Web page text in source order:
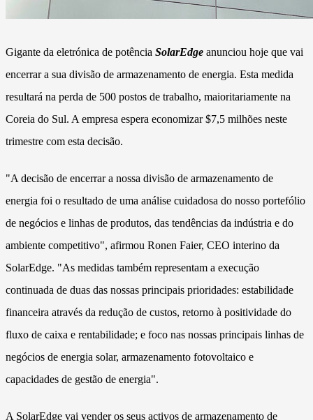
Gigante da eletrónica de potência SolarEdge anunciou hoje que vai
encerrar a sua divisão de armazenamento de energia. Esta medida
resultará na perda de 500 postos de trabalho, maioritariamente na
Coreia do Sul. A empresa espera economizar $7,5 milhões neste
trimestre com esta decisão.
"A decisão de encerrar a nossa divisão de armazenamento de
energia foi o resultado de uma análise cuidadosa do nosso portefólio
de negócios e linhas de produtos, das tendências da indústria e do
ambiente competitivo", afirmou Ronen Faier, CEO interino da
SolarEdge. "As medidas também representam a execução
continuada de duas das nossas principais prioridades: estabilidade
financeira através da redução de custos, retorno à positividade do
fluxo de caixa e rentabilidade; e foco nas nossas principais linhas de
negócios de energia solar, armazenamento fotovoltaico e
capacidades de gestão de energia".
A SolarEdge vai vender os seus activos de armazenamento de